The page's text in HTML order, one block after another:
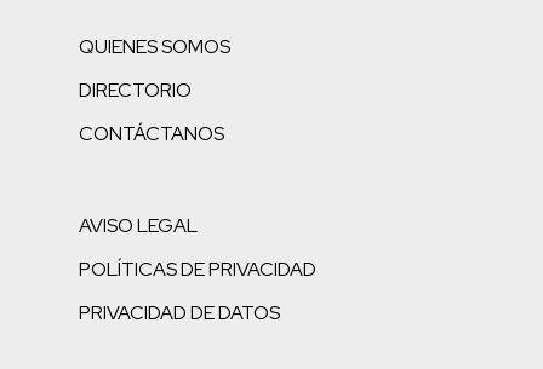
QUIENES SOMOS
DIRECTORIO
CONTÁCTANOS
AVISO LEGAL
POLÍTICAS DE PRIVACIDAD
PRIVACIDAD DE DATOS